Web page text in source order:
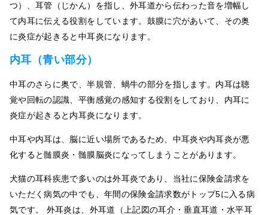
つ）、耳管（じかん）を指し、外耳道から伝わった音を増幅し
て内耳に伝える役割をしています。鼓膜に穴があいて、その奥
に炎症が起きると中耳炎になります。
内耳（青い部分）
中耳のさらに奥で、半規管、蝸牛の部分を指します。内耳は聴
覚や回転の認識、平衡感覚の感知する役割をしており、内耳に
炎症が起きると内耳炎になります。
中耳や内耳は、脳に近い場所であるため、中耳炎や内耳炎が悪
化すると髄膜炎・髄膜脳炎になってしまうことがあります。
犬猫の耳科疾患で多いのは外耳炎であり、当社に保険金請求を
いただく病気の中でも、年間の保険金請求数がトップ5に入る病
気です。 外耳炎は、外耳道（上記図の耳介・垂直耳道・水平耳